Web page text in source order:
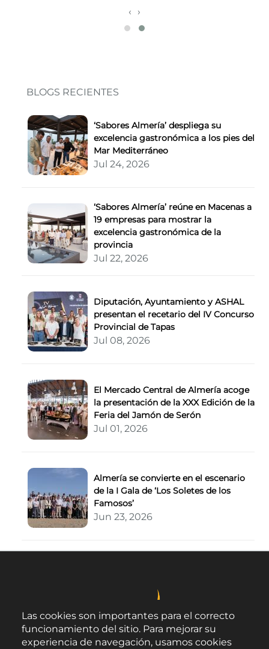
‹ ›
BLOGS RECIENTES
‘Sabores Almería’ despliega su
excelencia gastronómica a los pies del
Mar Mediterráneo
Jul 24, 2026
‘Sabores Almería’ reúne en Macenas a
19 empresas para mostrar la
excelencia gastronómica de la
provincia
Jul 22, 2026
Diputación, Ayuntamiento y ASHAL
presentan el recetario del IV Concurso
Provincial de Tapas
Jul 08, 2026
El Mercado Central de Almería acoge
la presentación de la XXX Edición de la
Feria del Jamón de Serón
Jul 01, 2026
Almería se convierte en el escenario
de la I Gala de ‘Los Soletes de los
Famosos’
Jun 23, 2026
Las cookies son importantes para el correcto
funcionamiento del sitio. Para mejorar su
experiencia de navegación, usamos cookies